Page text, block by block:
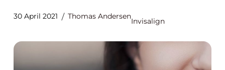
30 April 2021 Thomas Andersen
Invisalign